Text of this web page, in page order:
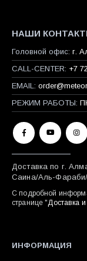
НАШИ
Головной офис: г.
CALL-CENTER: +7
EMAIL:
РЕЖИМ РАБОТЫ:
Доставка по г.
Саина/Аль-
С подробной
странице " Доставка
ИНФОРМАЦИЯ